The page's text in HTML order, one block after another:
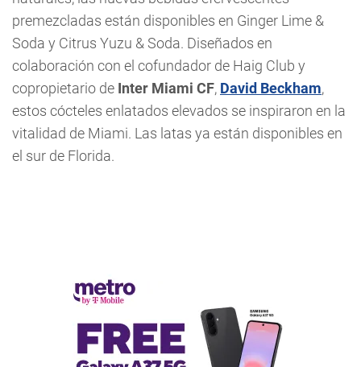
premezcladas están disponibles en Ginger Lime &
Soda y Citrus Yuzu & Soda. Diseñados en
colaboración con el cofundador de Haig Club y
copropietario de Inter Miami CF, David Beckham,
estos cócteles enlatados elevados se inspiraron en la
vitalidad de Miami. Las latas ya están disponibles en
el sur de Florida.